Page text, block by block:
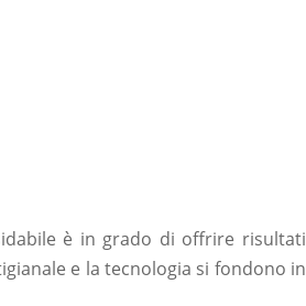
è in grado di offrire risultati
e la tecnologia si fondono in